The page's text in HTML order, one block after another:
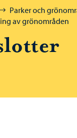
Parker och
av grönområden